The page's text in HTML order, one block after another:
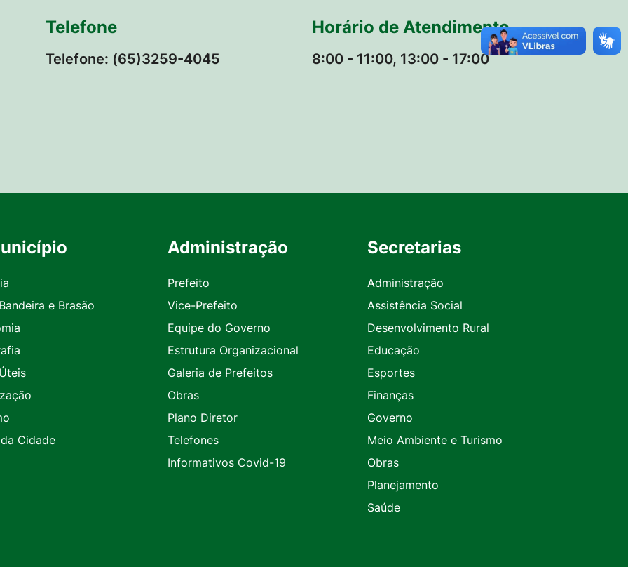
Telefone
Telefone: (65)3259-4045
Horário de Atendimento
8:00 - 11:00, 13:00 - 17:00
e Brasão
Cidade
Administração
Prefeito
Vice-Prefeito
Equipe do Governo
Estrutura Organizacional
Galeria de Prefeitos
Obras
Plano Diretor
Telefones
Informativos Covid-19
Secretarias
Administração
Assistência Social
Desenvolvimento Rural
Educação
Esportes
Finanças
Governo
Meio Ambiente e Turismo
Obras
Planejamento
Saúde